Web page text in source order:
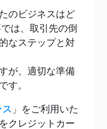
のビジネスはど
は、取引先の倒
なステップと対
が、適切な準備
す。
ス 」をご利用いた
クレジットカー